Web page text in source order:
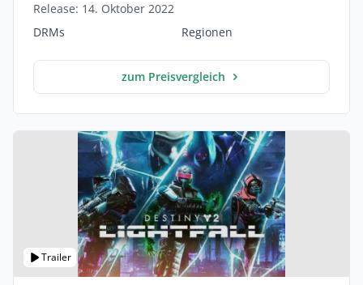
Release: 14. Oktober 2022
DRMs
Regionen
zum Preisvergleich
Trailer